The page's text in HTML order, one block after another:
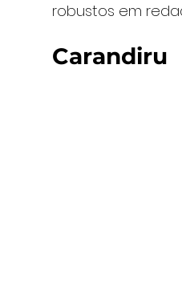
robustos em
Carandiru